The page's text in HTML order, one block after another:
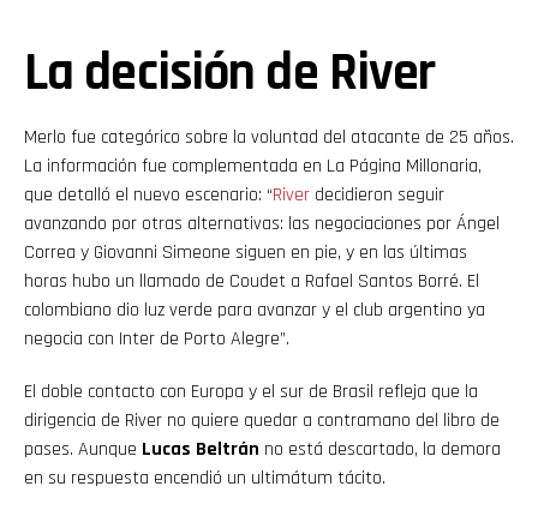
La decisión de River
Merlo fue categórico sobre la voluntad del atacante de 25 años.
La información fue complementada en La Página Millonaria,
que detalló el nuevo escenario: “River decidieron seguir
avanzando por otras alternativas: las negociaciones por Ángel
Correa y Giovanni Simeone siguen en pie, y en las últimas
horas hubo un llamado de Coudet a Rafael Santos Borré. El
colombiano dio luz verde para avanzar y el club argentino ya
negocia con Inter de Porto Alegre”.
El doble contacto con Europa y el sur de Brasil refleja que la
dirigencia de River no quiere quedar a contramano del libro de
pases. Aunque Lucas Beltrán no está descartado, la demora
en su respuesta encendió un ultimátum tácito.